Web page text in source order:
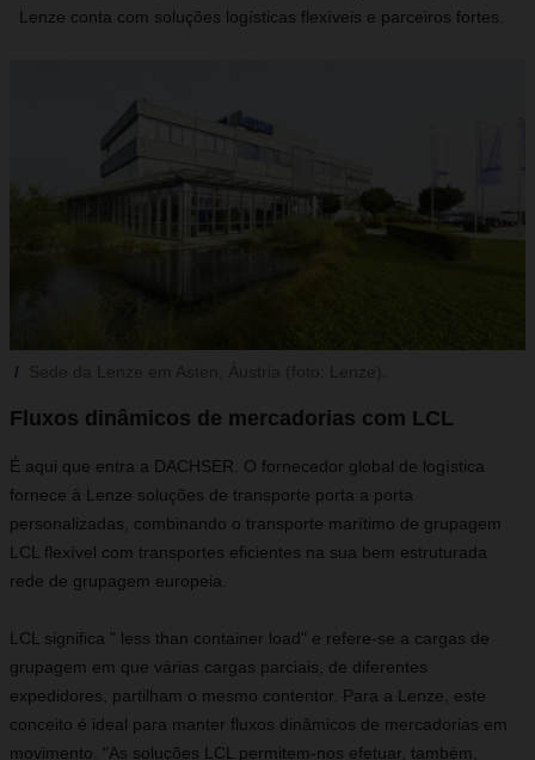
Lenze conta com soluções logísticas flexíveis e parceiros fortes.
Fluxos dinâmicos de mercadorias com LCL
É aqui que entra a DACHSER. O fornecedor global de logística
fornece à Lenze soluções de transporte porta a porta
personalizadas, combinando o transporte marítimo de grupagem
LCL flexível com transportes eficientes na sua bem estruturada
rede de grupagem europeia.
LCL significa " less than container load" e refere-se a cargas de
grupagem em que várias cargas parciais, de diferentes
expedidores, partilham o mesmo contentor. Para a Lenze, este
conceito é ideal para manter fluxos dinâmicos de mercadorias em
movimento. "As soluções LCL permitem-nos efetuar, também,